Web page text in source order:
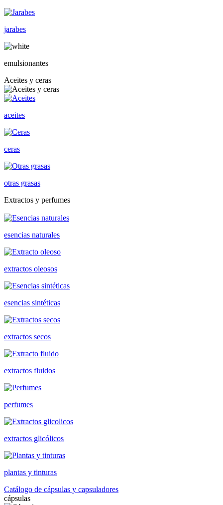
jarabes
emulsionantes
Aceites y ceras
aceites
ceras
otras grasas
Extractos y perfumes
esencias naturales
extractos oleosos
esencias sintéticas
extractos secos
extractos fluidos
perfumes
extractos glicólicos
plantas y tinturas
Catálogo de cápsulas y capsuladores
cápsulas